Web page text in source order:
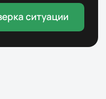
ситуации